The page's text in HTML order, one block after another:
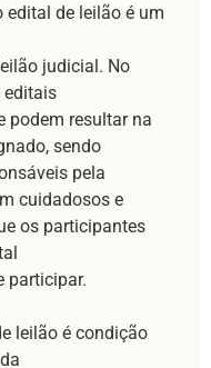
edital de leilão é um
judicial. No
editais
podem resultar na
sendo
pela
cuidadosos e
os participantes
participar.
leilão é condição